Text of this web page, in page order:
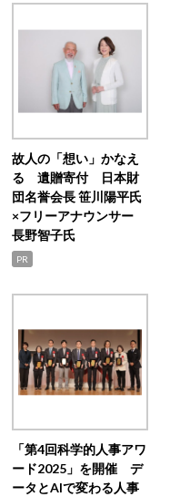
故人の「想い」かなえ
る 遺贈寄付 日本財
団名誉会長 笹川陽平氏
×フリーアナウンサー
長野智子氏
PR
「第4回科学的人事アワ
ード2025」を開催 デ
ータとAIで変わる人事